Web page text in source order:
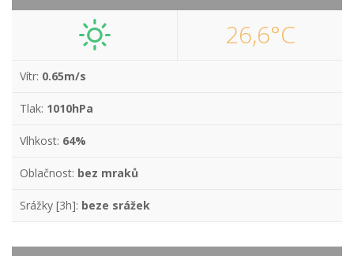
26,6°C
Vítr: 0.65m/s
Tlak: 1010hPa
Vlhkost: 64%
Oblačnost: bez mraků
Srážky [3h]: beze srážek